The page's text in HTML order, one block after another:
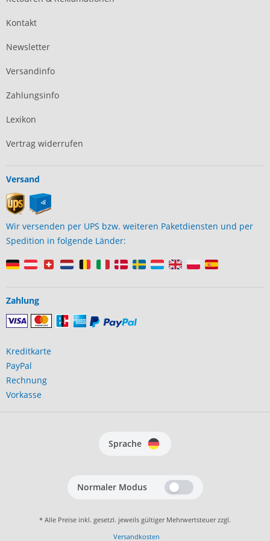
Kontakt
Newsletter
Versandinfo
Zahlungsinfo
Lexikon
Vertrag widerrufen
Versand
Wir versenden per UPS bzw. weiteren Paketdiensten und per
Spedition in folgende Länder:
Zahlung
Kreditkarte
PayPal
Rechnung
Vorkasse
Sprache
Normaler Modus
* Alle Preise inkl. gesetzl. jeweils gültiger Mehrwertsteuer zzgl.
Versandkosten